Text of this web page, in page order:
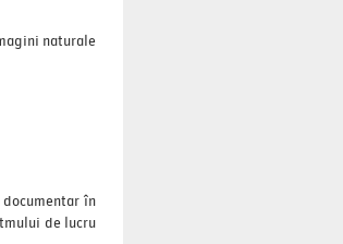
naturale
în
de lucru